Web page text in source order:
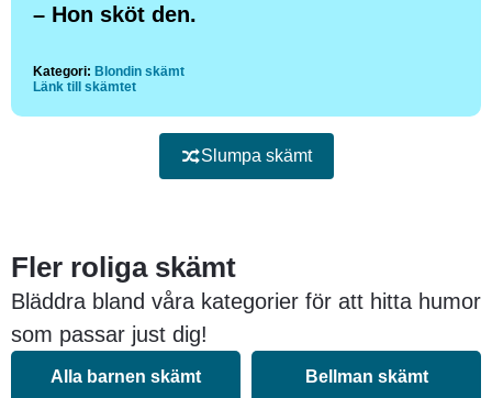
– Hon sköt den.
Kategori: Blondin skämt
Länk till skämtet
Slumpa skämt
Fler roliga skämt
Bläddra bland våra kategorier för att hitta humor
som passar just dig!
Alla barnen skämt Bellman skämt